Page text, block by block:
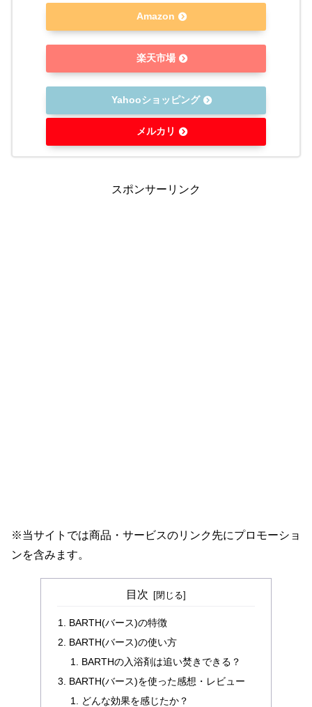
Amazon
楽天市場
Yahooショッピング
メルカリ
スポンサーリンク
※当サイトでは商品・サービスのリンク先にプロモーショ
ンを含みます。
目次
BARTH(バース)の特徴
BARTH(バース)の使い方
BARTHの入浴剤は追い焚きできる？
BARTH(バース)を使った感想・レビュー
どんな効果を感じたか？